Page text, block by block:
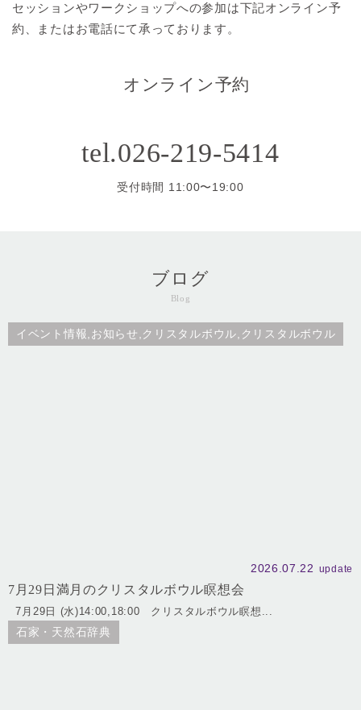
セッションやワークショップへの参加は下記オンライン予
約、またはお電話にて承っております。
オンライン予約
tel.026-219-5414
受付時間 11:00〜19:00
ブログ
Blog
イベント情報,お知らせ,クリスタルボウル,クリスタルボウル
2026.07.22 update
7月29日満月のクリスタルボウル瞑想会
7月29日 (水)14:00,18:00 クリスタルボウル瞑想...
石家・天然石辞典